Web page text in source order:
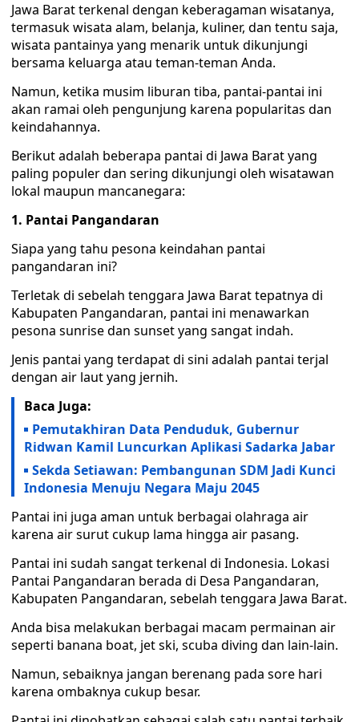
Jawa Barat terkenal dengan keberagaman wisatanya,
termasuk wisata alam, belanja, kuliner, dan tentu saja,
wisata pantainya yang menarik untuk dikunjungi
bersama keluarga atau teman-teman Anda.
Namun, ketika musim liburan tiba, pantai-pantai ini
akan ramai oleh pengunjung karena popularitas dan
keindahannya.
Berikut adalah beberapa pantai di Jawa Barat yang
paling populer dan sering dikunjungi oleh wisatawan
lokal maupun mancanegara:
1. Pantai Pangandaran
Siapa yang tahu pesona keindahan pantai
pangandaran ini?
Terletak di sebelah tenggara Jawa Barat tepatnya di
Kabupaten Pangandaran, pantai ini menawarkan
pesona sunrise dan sunset yang sangat indah.
Jenis pantai yang terdapat di sini adalah pantai terjal
dengan air laut yang jernih.
Baca Juga:
Pemutakhiran Data Penduduk, Gubernur
Ridwan Kamil Luncurkan Aplikasi Sadarka Jabar
Sekda Setiawan: Pembangunan SDM Jadi Kunci
Indonesia Menuju Negara Maju 2045
Pantai ini juga aman untuk berbagai olahraga air
karena air surut cukup lama hingga air pasang.
Pantai ini sudah sangat terkenal di Indonesia. Lokasi
Pantai Pangandaran berada di Desa Pangandaran,
Kabupaten Pangandaran, sebelah tenggara Jawa Barat.
Anda bisa melakukan berbagai macam permainan air
seperti banana boat, jet ski, scuba diving dan lain-lain.
Namun, sebaiknya jangan berenang pada sore hari
karena ombaknya cukup besar.